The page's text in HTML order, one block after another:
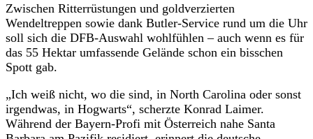
Zwischen Ritterrüstungen und goldverzierten
Wendeltreppen sowie dank Butler-Service rund um die Uhr
soll sich die DFB-Auswahl wohlfühlen – auch wenn es für
das 55 Hektar umfassende Gelände schon ein bisschen
Spott gab.
„Ich weiß nicht, wo die sind, in North Carolina oder sonst
irgendwas, in Hogwarts“, scherzte Konrad Laimer.
Während der Bayern-Profi mit Österreich nahe Santa